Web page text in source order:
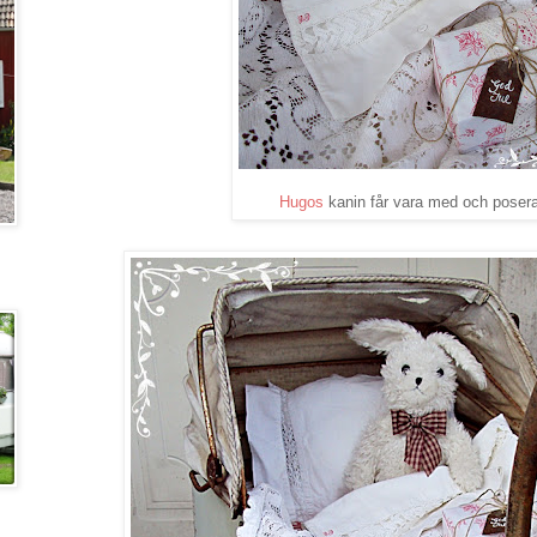
Hugos kanin får vara med och